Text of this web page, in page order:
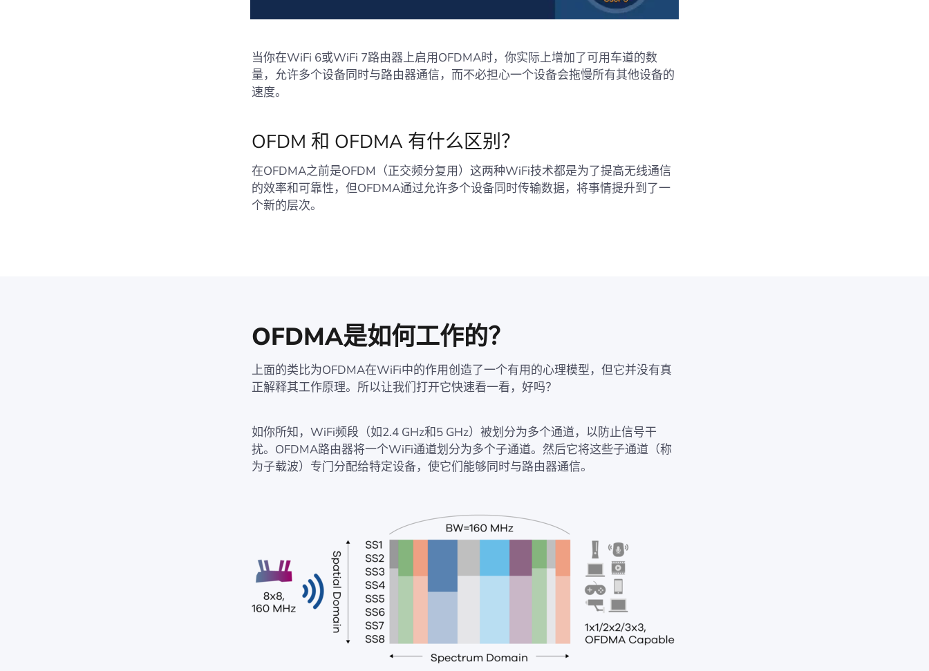
当你在WiFi 6或WiFi 7路由器上启用OFDMA时，你实际上增加了可用车道的数
量，允许多个设备同时与路由器通信，而不必担心一个设备会拖慢所有其他设备的
速度。
OFDM 和 OFDMA 有什么区别？
在OFDMA之前是OFDM（正交频分复用）这两种WiFi技术都是为了提高无线通信
的效率和可靠性，但OFDMA通过允许多个设备同时传输数据，将事情提升到了一
个新的层次。
OFDMA是如何工作的？
上面的类比为OFDMA在WiFi中的作用创造了一个有用的心理模型，但它并没有真
正解释其工作原理。所以让我们打开它快速看一看，好吗？
如你所知，WiFi频段（如2.4 GHz和5 GHz）被划分为多个通道，以防止信号干
扰。OFDMA路由器将一个WiFi通道划分为多个子通道。然后它将这些子通道（称
为子载波）专门分配给特定设备，使它们能够同时与路由器通信。